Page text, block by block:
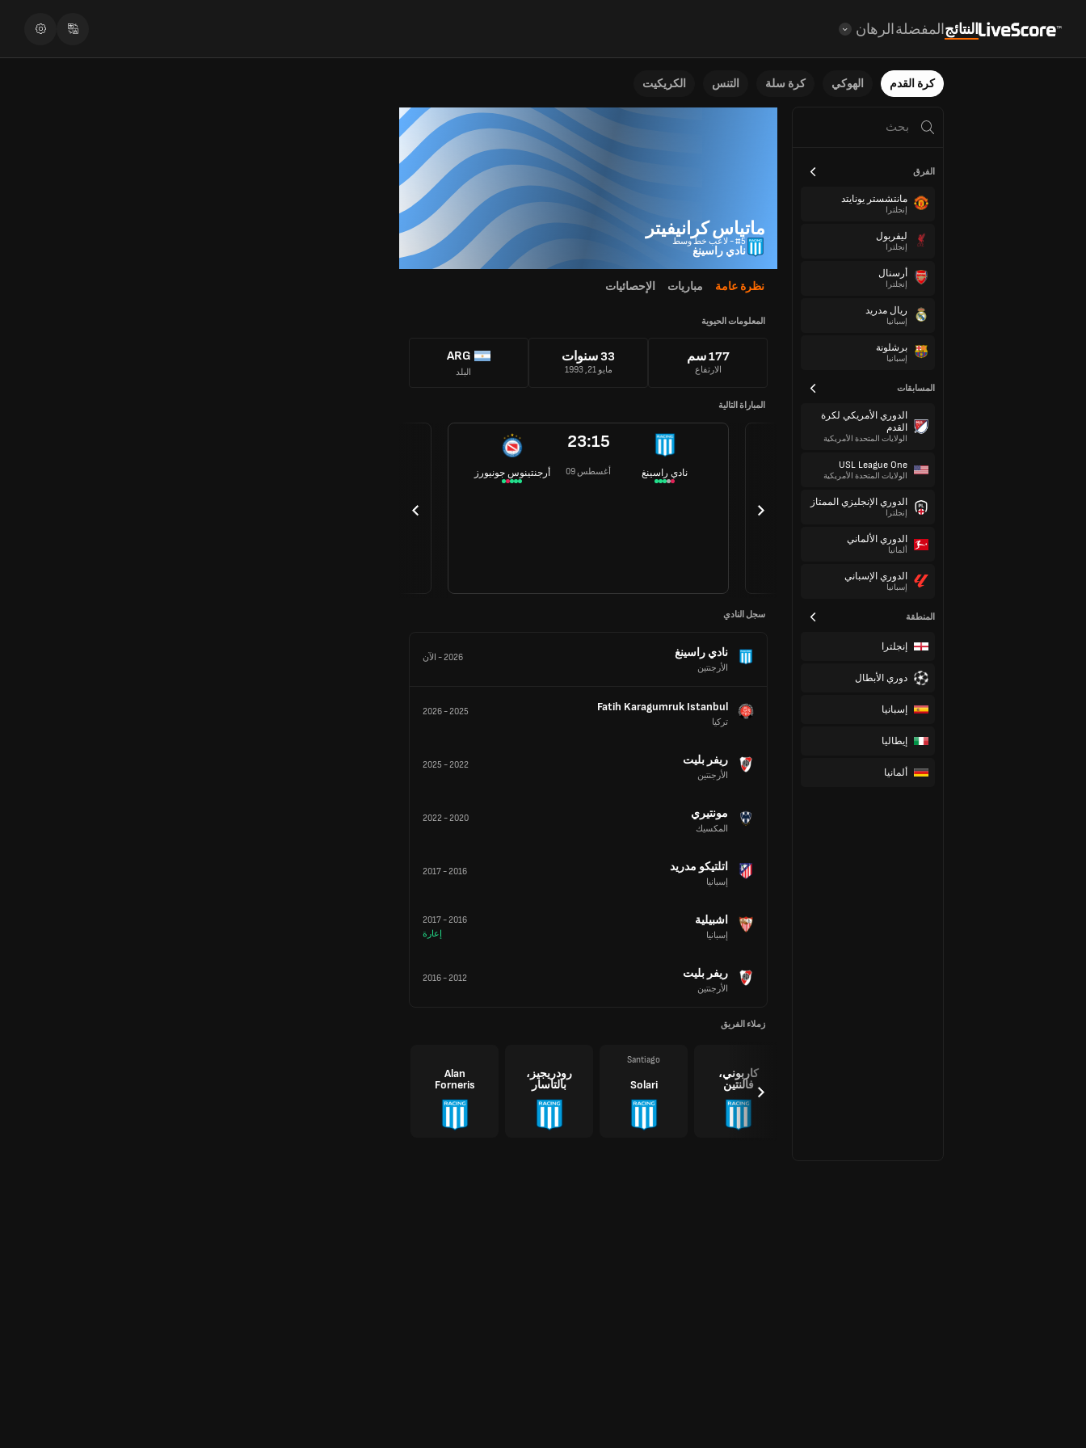
النتائجالمفضلةالرهان
كرة القدم الهوكي كرة سلة التنس الكريكيت
الفرق
مانتشستر يونايتد
إنجلترا
ليفربول
إنجلترا
أرسنال
إنجلترا
ريال مدريد
إسبانيا
برشلونة
إسبانيا
المسابقات
الدوري الأمريكي لكرة
القدم
الولايات المتحدة الأمريكية
USL League One
الولايات المتحدة الأمريكية
الدوري الإنجليزي الممتاز
إنجلترا
الدوري الألماني
ألمانيا
الدوري الإسباني
إسبانيا
المنطقة
إنجلترا
دوري الأبطال
إسبانيا
إيطاليا
ألمانيا
ماتياس كرانيفيتر
#5 - لاعب خط وسط
نادي راسينغ
نظرة عامة مباريات الإحصائيات
المعلومات الحيوية
177 سم
الارتفاع
33 سنوات
مايو 21, 1993
ARG
البلد
المباراة التالية
أرجنتينوس جونيورز
23:15
09 أغسطس نادي راسينغ
سجل النادي
نادي راسينغ
الأرجنتين
2026
- الآن
Fatih Karagumruk Istanbul
تركيا
2025
-
2026
ريفر بليت
الأرجنتين
2022
-
2025
مونتيري
المكسيك
2020
-
2022
اتلتيكو مدريد
إسبانيا
2016
-
2017
اشبيلية
إسبانيا
2016
-
2017
إعارة
ريفر بليت
الأرجنتين
2012
-
2016
زملاء الفريق
كاربوني،
فالنتين
Santiago
Solari
رودريجيز،
بالتاسار
Alan
Forneris